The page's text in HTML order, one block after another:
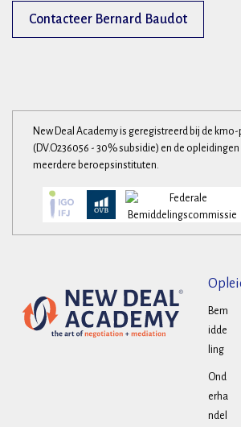
Contacteer Bernard Baudot
New Deal Academy is geregistreerd bij de
(DV.O236056 - 30% subsidie) en de
meerdere beroepsinstituten.
Bem
idde
ling
Ond
erha
ndel